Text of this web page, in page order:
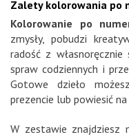
Zalety kolorowania po
Kolorowanie po
zmysły, pobudzi
radość z
spraw codziennych i
Gotowe dzieło
prezencie lub powiesić
W zestawie znajdziesz